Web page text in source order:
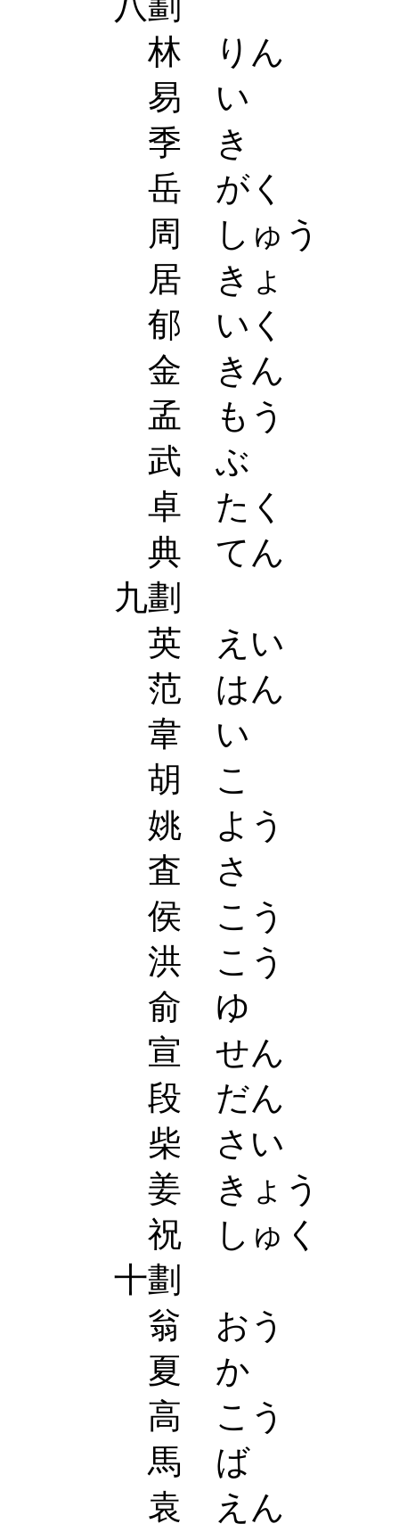
林 りん
易 い
季 き
岳 がく
周 しゅう
居 きょ
郁 いく
金 きん
孟 もう
武 ぶ
卓 たく
典 てん
九劃
英 えい
范 はん
韋 い
胡 こ
姚 よう
査 さ
侯 こう
洪 こう
俞 ゆ
宣 せん
段 だん
柴 さい
姜 きょう
祝 しゅく
十劃
翁 おう
夏 か
高 こう
馬 ば
袁 えん